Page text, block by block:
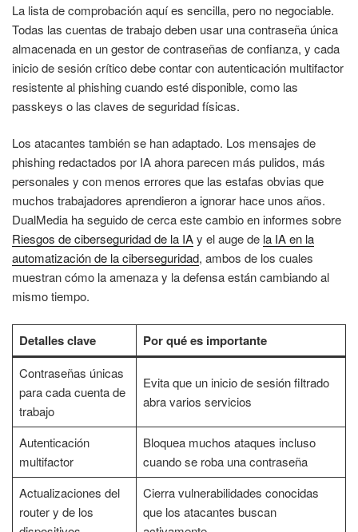
La lista de comprobación aquí es sencilla, pero no negociable.
Todas las cuentas de trabajo deben usar una contraseña única
almacenada en un gestor de contraseñas de confianza, y cada
inicio de sesión crítico debe contar con autenticación multifactor
resistente al phishing cuando esté disponible, como las
passkeys o las claves de seguridad físicas.
Los atacantes también se han adaptado. Los mensajes de
phishing redactados por IA ahora parecen más pulidos, más
personales y con menos errores que las estafas obvias que
muchos trabajadores aprendieron a ignorar hace unos años.
DualMedia ha seguido de cerca este cambio en informes sobre
Riesgos de ciberseguridad de la IAy el auge de la IA en la
automatización de la ciberseguridad, ambos de los cuales
muestran cómo la amenaza y la defensa están cambiando al
mismo tiempo.
Detalles clave Por qué es importante
Contraseñas únicas
para cada cuenta de
trabajo
Evita que un inicio de sesión filtrado
abra varios servicios
Autenticación
multifactor
Bloquea muchos ataques incluso
cuando se roba una contraseña
Actualizaciones del
router y de los
Cierra vulnerabilidades conocidas
que los atacantes buscan